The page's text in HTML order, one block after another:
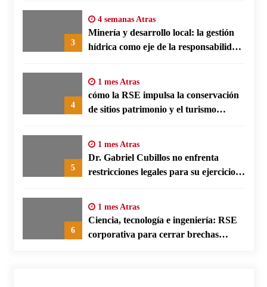
3
4 semanas Atras
Minería y desarrollo local: la gestión
hídrica como eje de la responsabilidad
4
1 mes Atras
cómo la RSE impulsa la conservación
de sitios patrimonio y el turismo
5
1 mes Atras
Dr. Gabriel Cubillos no enfrenta
restricciones legales para su ejercicio,
6
1 mes Atras
Ciencia, tecnología e ingeniería: RSE
corporativa para cerrar brechas